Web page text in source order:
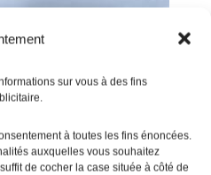
sur vous à des fins
à toutes les fins énoncées.
auxquelles vous souhaitez
de cocher la case située à côté de